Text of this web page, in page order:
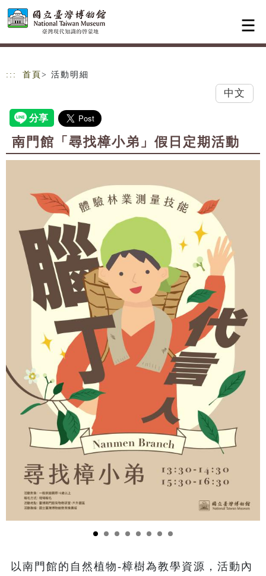
跳到主要內容
網站導覽
::: 首頁 > 活動明細
中文
南門館「尋找樟小弟」假日定期活動
以南門館的自然植物-樟樹為教學資源，活動內